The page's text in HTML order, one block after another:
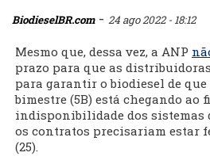
BiodieselBR.com- 24 ago 2022 - 18:12
Mesmo que, dessa vez, a ANP
prazo para que as
para garantir o biodiesel de que
bimestre (5B) está chegando ao
indisponibilidade dos sistemas
os contratos precisariam estar
(25).